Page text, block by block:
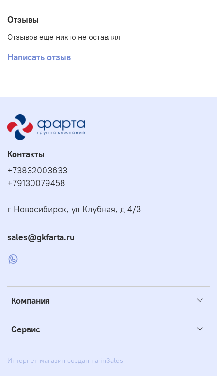
Отзывы
Отзывов еще никто не оставлял
Написать отзыв
Компания
Сервис
Контакты
+73832003633
+79130079458
г Новосибирск, ул Клубная, д 4/3
sales@gkfarta.ru
Интернет-магазин создан на inSales